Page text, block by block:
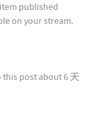
published
on your stream.
this post about 6 天